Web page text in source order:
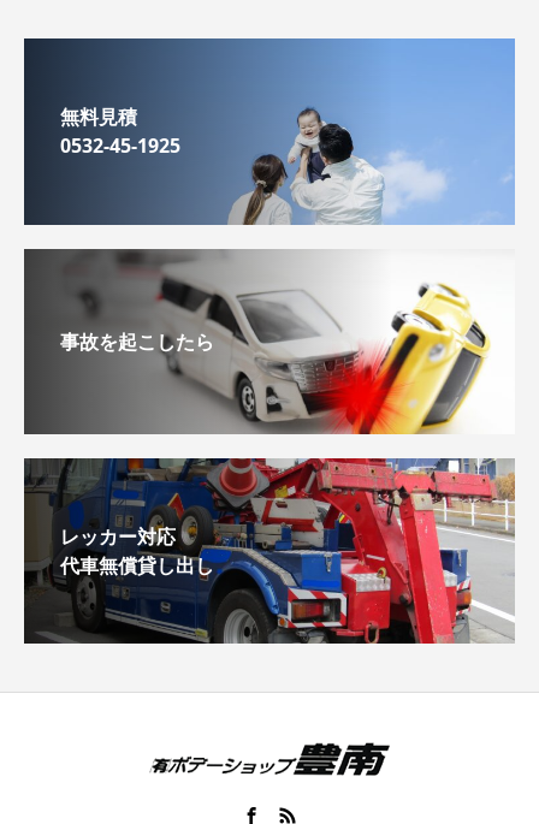
無料見積
0532-45-1925
事故を起こしたら
レッカー対応
代車無償貸し出し